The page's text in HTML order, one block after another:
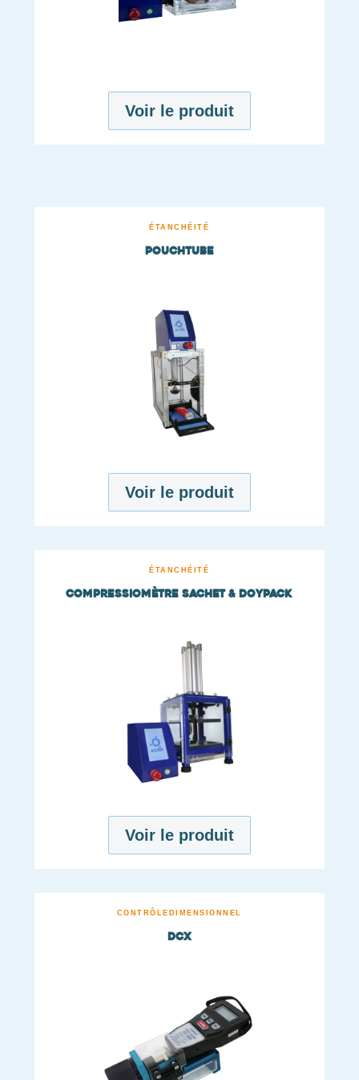
Voir le produit
ÉTANCHÉITÉ
POUCHTUBE
Voir le produit
ÉTANCHÉITÉ
Compressiomètre sachet & doypack
Voir le produit
CONTRÔLE DIMENSIONNEL
DCX